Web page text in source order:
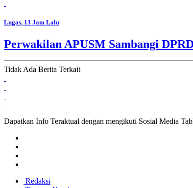
Lugas, 13 Jam Lalu
Perwakilan APUSM Sambangi
Tidak Ada Berita Terkait
Dapatkan Info Teraktual dengan mengikuti Sosial Media
Redaksi